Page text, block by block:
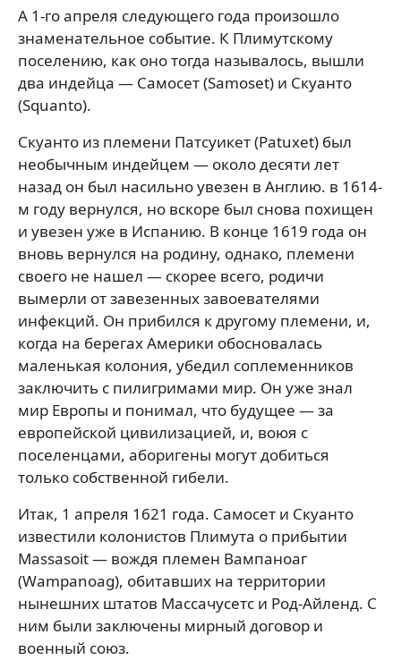
А 1-го апреля следующего года произошло
знаменательное событие. К Плимутскому
поселению, как оно тогда называлось, вышли
два индейца — Самосет (Samoset) и Скуанто
(Squanto).
Скуанто из племени Патсуикет (Patuxet) был
необычным индейцем — около десяти лет
назад он был насильно увезен в Англию. в 1614-
м году вернулся, но вскоре был снова похищен
и увезен уже в Испанию. В конце 1619 года он
вновь вернулся на родину, однако, племени
своего не нашел — скорее всего, родичи
вымерли от завезенных завоевателями
инфекций. Он прибился к другому племени, и,
когда на берегах Америки обосновалась
маленькая колония, убедил соплеменников
заключить с пилигримами мир. Он уже знал
мир Европы и понимал, что будущее — за
европейской цивилизацией, и, воюя с
поселенцами, аборигены могут добиться
только собственной гибели.
Итак, 1 апреля 1621 года. Самосет и Скуанто
известили колонистов Плимута о прибытии
Massasoit — вождя племен Вампаноаг
(Wampanoag), обитавших на территории
нынешних штатов Массачусетс и Род-Айленд. С
ним были заключены мирный договор и
военный союз.